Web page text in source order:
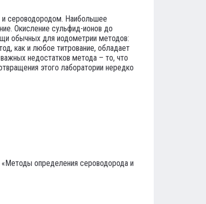
и сероводородом. Наибольшее
Окисление сульфид-ионов до
обычных для иодометрии методов:
как и любое титрование, обладает
недостатков метода – то, что
этого лаборатории нередко
«Методы определения сероводорода и